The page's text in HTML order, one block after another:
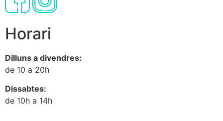
Horari
Dilluns a divendres:
de 10 a 20h
Dissabtes:
de 10h a 14h